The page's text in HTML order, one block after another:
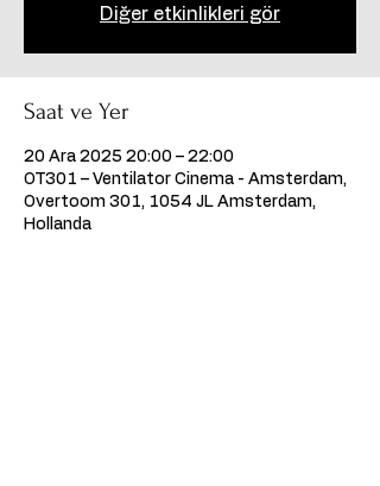
Diğer etkinlikleri gör
Saat ve Yer
20 Ara 2025 20:00 – 22:00
OT301 – Ventilator Cinema - Amsterdam,
Overtoom 301, 1054 JL Amsterdam,
Hollanda